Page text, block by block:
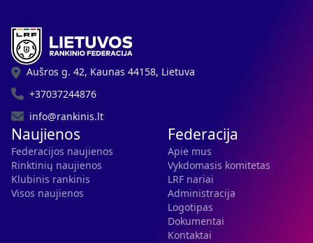
Aušros g. 42, Kaunas 44158, Lietuva
+37037244876
info@rankinis.lt
Naujienos
Federacijos naujienos
Rinktinių naujienos
Klubinis rankinis
Visos naujienos
Federacija
Apie mus
Vykdomasis komitetas
LRF nariai
Administracija
Logotipas
Dokumentai
Kontaktai